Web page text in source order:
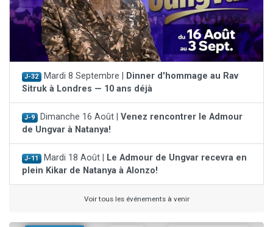
J-32 Mardi 8 Septembre |
Dinner d'hommage au Rav
Sitruk à Londres — 10 ans déjà
J-9 Dimanche 16 Août | Venez rencontrer le Admour
de Ungvar à Natanya!
J-11 Mardi 18 Août |
Le Admour de Ungvar recevra en
plein Kikar de Natanya à Alonzo!
Voir tous les événements à venir